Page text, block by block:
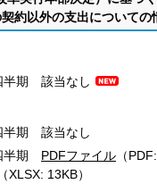
約以外の支出についての
半期 該当なし
半期 該当なし
半期 PDFファイル （
（XLSX: 13KB）